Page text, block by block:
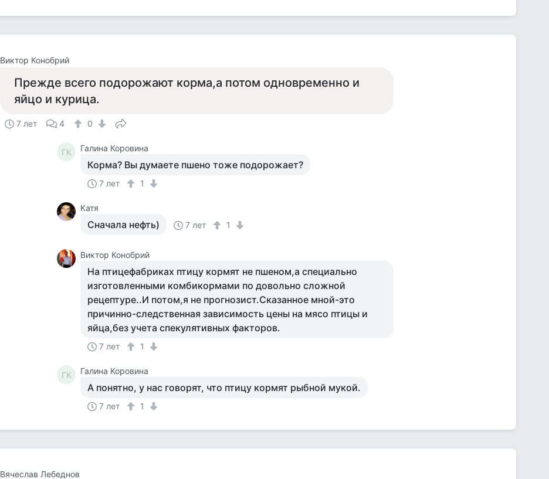
Виктор Конобрий
Прежде всего подорожают корма,а потом одновременно и
яйцо и курица.
7 лет 4 0
ГК Галина Коровина
Корма? Вы думаете пшено тоже подорожает?
7 лет 1
Катя
Сначала нефть) 7 лет 1
Виктор Конобрий
На птицефабриках птицу кормят не пшеном,а специально
изготовленными комбикормами по довольно сложной
рецептуре..И потом,я не прогнозист.Сказанное мной-это
причинно-следственная зависимость цены на мясо птицы и
яйца,без учета спекулятивных факторов.
7 лет 1
ГК Галина Коровина
А понятно, у нас говорят, что птицу кормят рыбной мукой.
7 лет 1
Вячеслав Лебеднов